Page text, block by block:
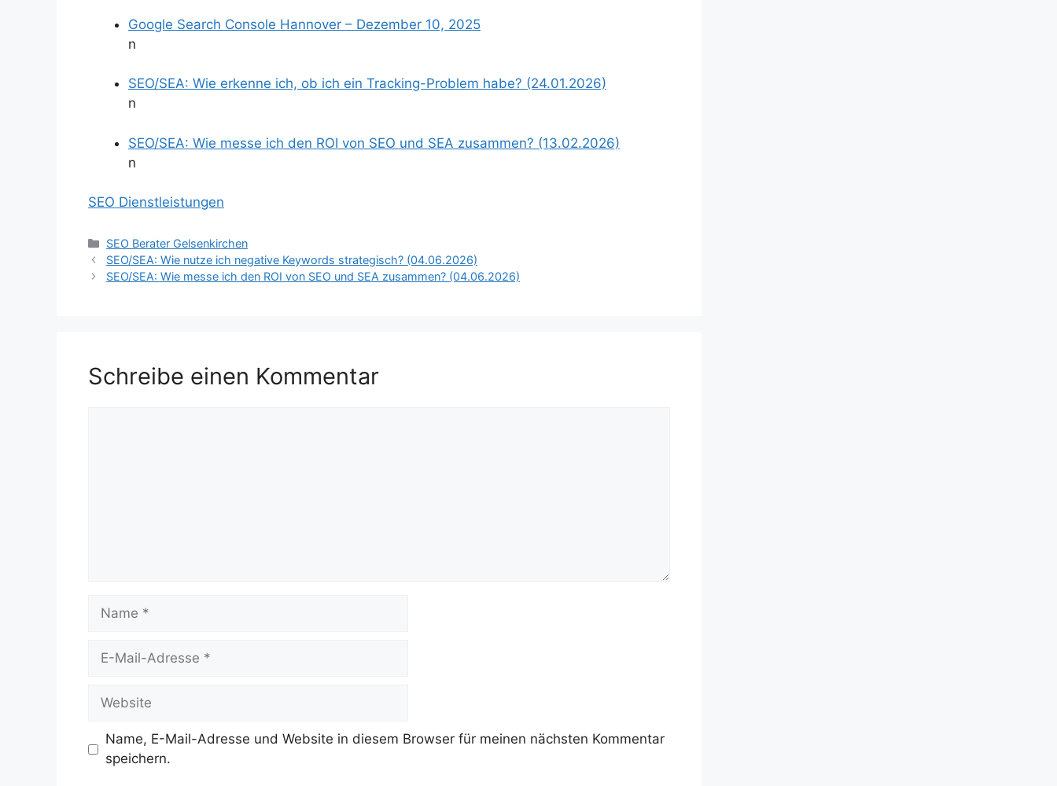
Google Search Console Hannover – Dezember 10, 2025
n
SEO/SEA: Wie erkenne ich, ob ich ein Tracking-Problem habe? (24.01.2026)
n
SEO/SEA: Wie messe ich den ROI von SEO und SEA zusammen? (13.02.2026)
n
SEO Dienstleistungen
Kategorien
SEO Berater Gelsenkirchen
SEO/SEA: Wie nutze ich negative Keywords strategisch? (04.06.2026)
SEO/SEA: Wie messe ich den ROI von SEO und SEA zusammen? (04.06.2026)
Schreibe einen Kommentar
Name
Website
Name, E-Mail-Adresse und Website in diesem Browser für meinen nächsten Kommentar
speichern.